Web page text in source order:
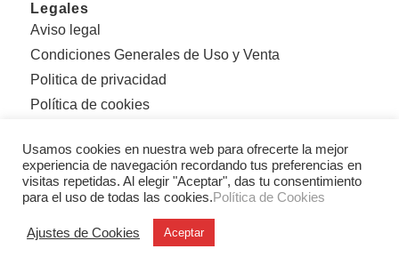
Legales
Aviso legal
Condiciones Generales de Uso y Venta
Politica de privacidad
Política de cookies
Sobre Experimenta
Editorial Experimenta
Equipo
Con el apoyo de:
Usamos cookies en nuestra web para ofrecerte la mejor
experiencia de navegación recordando tus preferencias en
visitas repetidas. Al elegir "Aceptar", das tu consentimiento
para el uso de todas las cookies.Política de Cookies
Ajustes de Cookies Aceptar